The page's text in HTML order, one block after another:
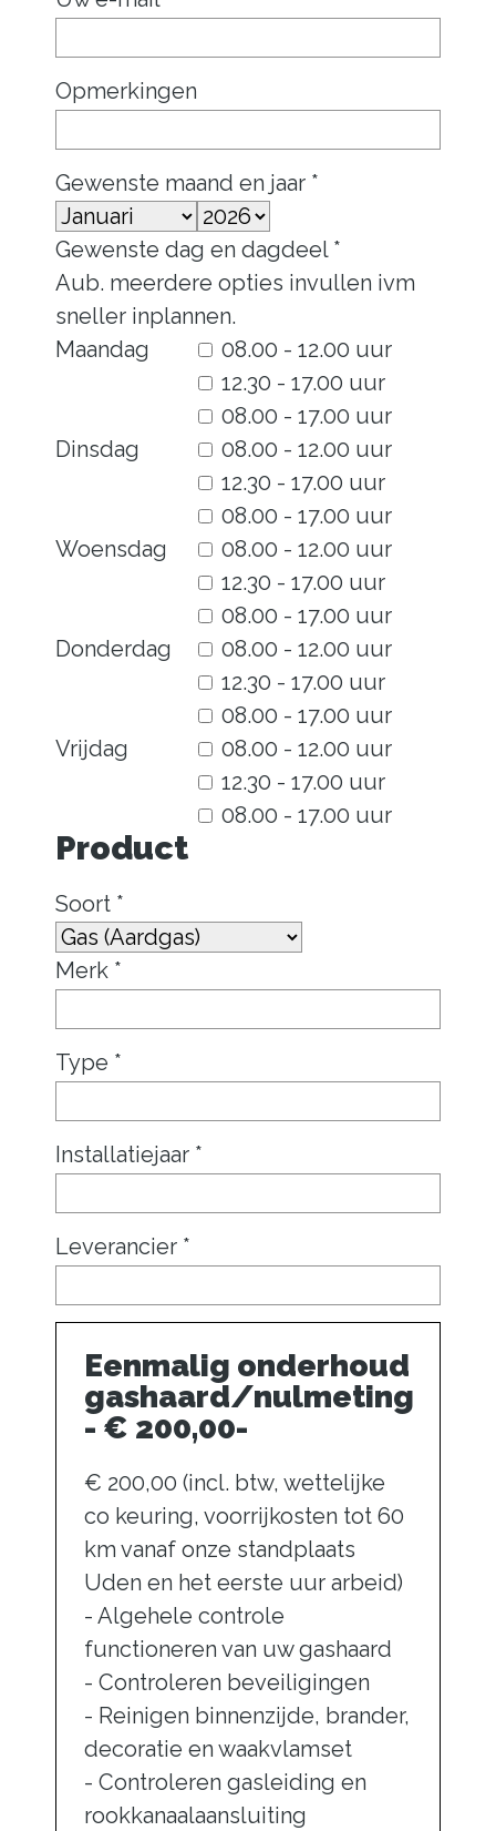
Opmerkingen
Gewenste maand en jaar *
Gewenste dag en dagdeel *
Aub. meerdere opties invullen ivm
sneller inplannen.
Maandag
08.00 - 12.00 uur
12.30 - 17.00 uur
08.00 - 17.00 uur
Dinsdag
08.00 - 12.00 uur
12.30 - 17.00 uur
08.00 - 17.00 uur
Woensdag
08.00 - 12.00 uur
12.30 - 17.00 uur
08.00 - 17.00 uur
Donderdag
08.00 - 12.00 uur
12.30 - 17.00 uur
08.00 - 17.00 uur
Vrijdag
08.00 - 12.00 uur
12.30 - 17.00 uur
08.00 - 17.00 uur
Product
Soort *
Merk *
Type *
Installatiejaar *
Leverancier *
Eenmalig onderhoud
gashaard/nulmeting
- € 200,00-
€ 200,00 (incl. btw, wettelijke
co keuring, voorrijkosten tot 60
km vanaf onze standplaats
Uden en het eerste uur arbeid)
- Algehele controle
functioneren van uw gashaard
- Controleren beveiligingen
- Reinigen binnenzijde, brander,
decoratie en waakvlamset
- Controleren gasleiding en
rookkanaalaansluiting